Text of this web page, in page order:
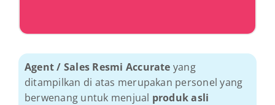
Agent / Sales Resmi Accurate yang
ditampilkan di atas merupakan personel yang
berwenang untuk menjual produk asli